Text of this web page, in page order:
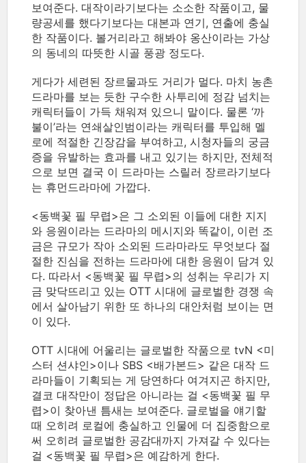
보여준다. 대작이라기보다는 소소한 작품이고, 물
량공세를 했다기보다는 대본과 연기, 연출에 충실
한 작품이다. 볼거리라고 해봐야 옹산이라는 가상
의 동네의 따뜻한 시골 풍광 정도다.
게다가 세련된 장르물과도 거리가 멀다. 마치 농촌
드라마를 보는 듯한 구수한 사투리에 정감 넘치는
캐릭터들이 가득 채워져 있으니 말이다. 물론 ‘까
불이’라는 연쇄살인범이라는 캐릭터를 투입해 멜
로에 적절한 긴장감을 부여하고, 시청자들의 궁금
증을 유발하는 효과를 내고 있기는 하지만, 전체적
으로 보면 결국 이 드라마는 스릴러 장르라기보다
는 휴먼드라마에 가깝다.
<동백꽃 필 무렵>은 그 소외된 이들에 대한 지지
와 응원이라는 드라마의 메시지와 똑같이, 이런 조
금은 규모가 작아 소외된 드라마라도 무엇보다 절
절한 진심을 전하는 드라마에 대한 응원이 담겨 있
다. 따라서 <동백꽃 필 무렵>의 성취는 우리가 지
금 맞닥뜨리고 있는 OTT 시대에 글로벌한 경쟁 속
에서 살아남기 위한 또 하나의 대안처럼 보이는 면
이 있다.
OTT 시대에 어울리는 글로벌한 작품으로 tvN <미
스터 션샤인>이나 SBS <배가본드> 같은 대작 드
라마들이 기획되는 게 당연하다 여겨지곤 하지만,
결코 대작만이 정답은 아니라는 걸 <동백꽃 필 무
렵>이 찾아낸 틈새는 보여준다. 글로벌을 얘기할
때 오히려 로컬에 충실하고 인물에 더 집중함으로
써 오히려 글로벌한 공감대까지 가져갈 수 있다는
걸 <동백꽃 필 무렵>은 예감하게 한다.